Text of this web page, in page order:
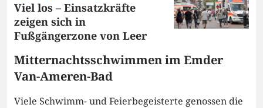
Viel los – Einsatzkräfte
zeigen sich in
Fußgängerzone von Leer
Mitternachtsschwimmen im Emder
Van-Ameren-Bad
Viele Schwimm- und Feierbegeisterte genossen die